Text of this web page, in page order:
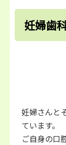
妊婦歯
妊婦さんと
ています。
ご自身の口